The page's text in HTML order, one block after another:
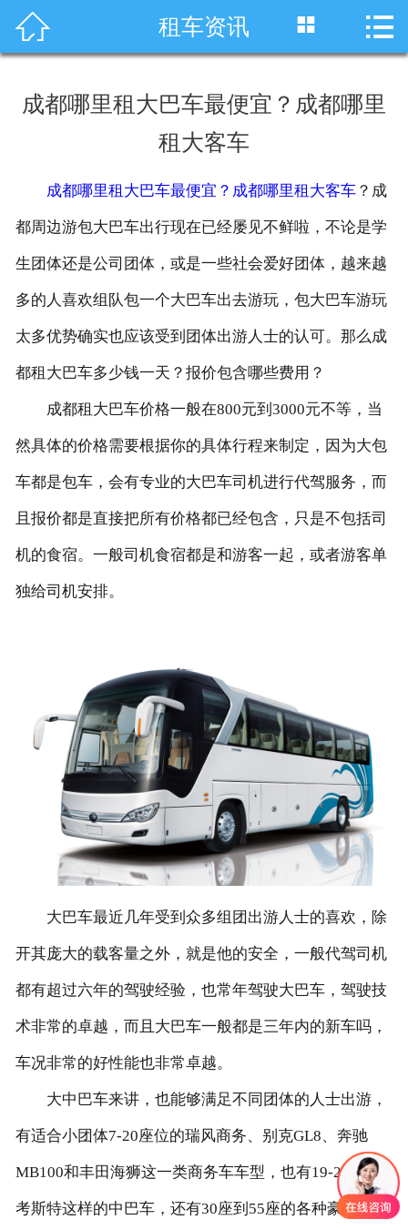
 首页
川藏线租车
租车资讯
租车价格
关于我们
联系我们
 租车资讯  
成都哪里租大巴车最便宜？成都哪里
租大客车
成都哪里租大巴车最便宜？成都哪里租大客车？成
都周边游包大巴车出行现在已经屡见不鲜啦，不论是学
生团体还是公司团体，或是一些社会爱好团体，越来越
多的人喜欢组队包一个大巴车出去游玩，包大巴车游玩
太多优势确实也应该受到团体出游人士的认可。那么成
都租大巴车多少钱一天？报价包含哪些费用？
成都租大巴车价格一般在800元到3000元不等，当
然具体的价格需要根据你的具体行程来制定，因为大包
车都是包车，会有专业的大巴车司机进行代驾服务，而
且报价都是直接把所有价格都已经包含，只是不包括司
机的食宿。一般司机食宿都是和游客一起，或者游客单
独给司机安排。
大巴车最近几年受到众多组团出游人士的喜欢，除
开其庞大的载客量之外，就是他的安全，一般代驾司机
都有超过六年的驾驶经验，也常年驾驶大巴车，驾驶技
术非常的卓越，而且大巴车一般都是三年内的新车吗，
车况非常的好性能也非常卓越。
大中巴车来讲，也能够满足不同团体的人士出游，
有适合小团体7-20座位的瑞风商务、别克GL8、奔驰
MB100和丰田海狮这一类商务车车型，也有19-23做的
考斯特这样的中巴车，还有30座到55座的各种豪华的大